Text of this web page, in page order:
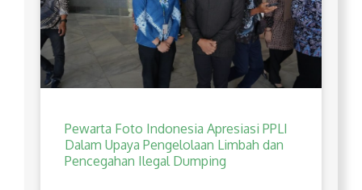
Pewarta Foto Indonesia Apresiasi PPLI
Dalam Upaya Pengelolaan Limbah dan
Pencegahan Ilegal Dumping